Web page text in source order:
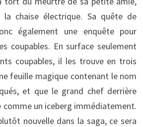
chaise électrique. Sa quête de
également une enquête pour
coupables. En surface seulement
coupables, il les trouve en trois
feuille magique contenant le nom
et que le grand chef derrière
un iceberg immédiatement.
nouvelle dans la saga, ce sera